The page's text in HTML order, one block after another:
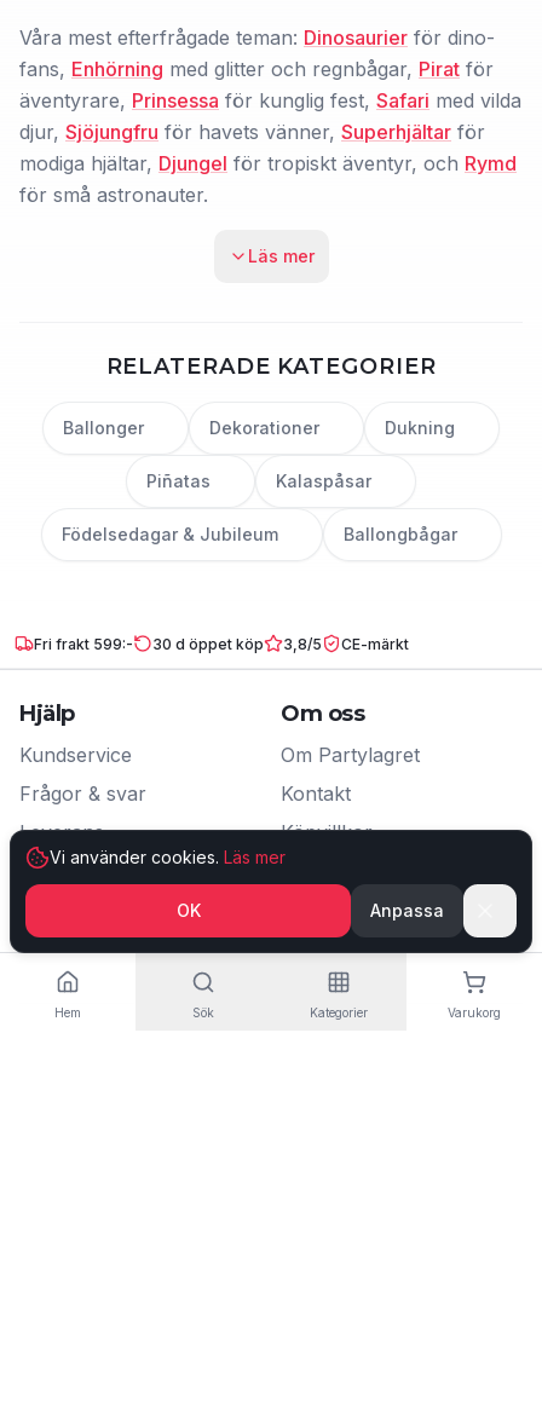
Hem Sök Kategorier Varukorg
Vi använder cookies. Läs mer
OK Anpassa
Våra mest efterfrågade teman: Dinosaurier för dino-
fans, Enhörning med glitter och regnbågar, Pirat för
äventyrare, Prinsessa för kunglig fest, Safari med vilda
djur, Sjöjungfru för havets vänner, Superhjältar för
modiga hjältar, Djungel för tropiskt äventyr, och Rymd
för små astronauter.
Läs mer
RELATERADE KATEGORIER
Ballonger Dekorationer Dukning
Piñatas Kalaspåsar
Födelsedagar & Jubileum Ballongbågar
Fri frakt 599:- 30 d öppet köp 3,8/5 CE-märkt
Hjälp
Kundservice
Frågor & svar
Leverans
Returer
Om oss
Om Partylagret
Kontakt
Köpvillkor
Integritetspolicy
0920-550620•info@partylagret.com
Bojvägen 6
Rosvik